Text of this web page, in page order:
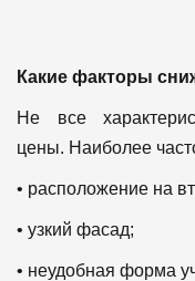
Какие факторы
Не все
цены. Наиболее
• расположение на
• узкий фасад;
• неудобная форма